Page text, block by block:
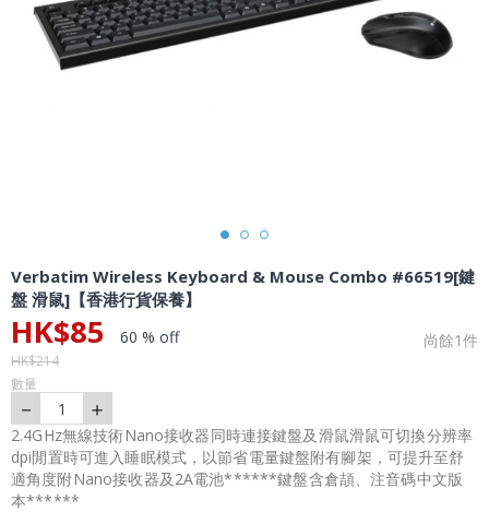
Verbatim Wireless Keyboard & Mouse Combo #66519[鍵
盤 滑鼠]【香港行貨保養】
HK$85 60 % off 尚餘1件
HK$214
數量
－ 1 ＋
2.4GHz無線技術Nano接收器同時連接鍵盤及滑鼠滑鼠可切換分辨率
dpi閒置時可進入睡眠模式，以節省電量鍵盤附有腳架，可提升至舒
適角度附Nano接收器及2A電池******鍵盤含倉頡、注音碼中文版
本******